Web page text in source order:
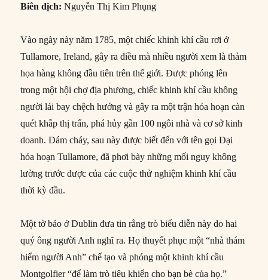
Biên dịch: Nguyễn Thị Kim Phụng
Vào ngày này năm 1785, một chiếc khinh khí cầu rơi ở
Tullamore, Ireland, gây ra điều mà nhiều người xem là thảm
họa hàng không đầu tiên trên thế giới. Được phóng lên
trong một hội chợ địa phương, chiếc khinh khí cầu không
người lái bay chệch hướng và gây ra một trận hỏa hoạn càn
quét khắp thị trấn, phá hủy gần 100 ngôi nhà và cơ sở kinh
doanh. Đám cháy, sau này được biết đến với tên gọi Đại
hỏa hoạn Tullamore, đã phơi bày những mối nguy không
lường trước được của các cuộc thử nghiệm khinh khí cầu
thời kỳ đầu.
Một tờ báo ở Dublin đưa tin rằng trò biểu diễn này do hai
quý ông người Anh nghĩ ra. Họ thuyết phục một “nhà thám
hiểm người Anh” chế tạo và phóng một khinh khí cầu
Montgolfier “để làm trò tiêu khiển cho bạn bè của họ.”